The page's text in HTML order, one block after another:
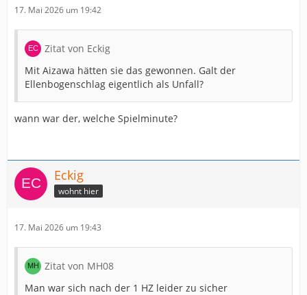
17. Mai 2026 um 19:42
Zitat von Eckig
Mit Aizawa hätten sie das gewonnen. Galt der
Ellenbogenschlag eigentlich als Unfall?
wann war der, welche Spielminute?
Eckig
wohnt hier
17. Mai 2026 um 19:43
Zitat von MH08
Man war sich nach der 1 HZ leider zu sicher